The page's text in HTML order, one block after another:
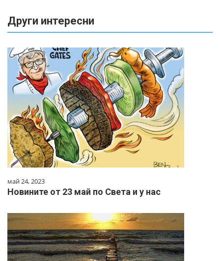
Други интересни
май 24, 2023
Новините от 23 май по Света и у нас